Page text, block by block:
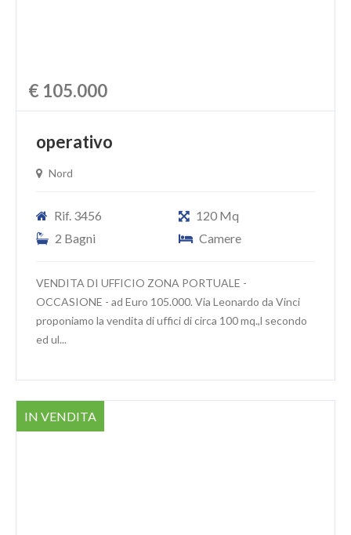
€ 105.000
operativo
Nord
Rif. 3456
120 Mq
2 Bagni
Camere
VENDITA DI UFFICIO ZONA PORTUALE -
OCCASIONE - ad Euro 105.000. Via Leonardo da Vinci
proponiamo la vendita di uffici di circa 100 mq.,l secondo
ed ul...
IN VENDITA